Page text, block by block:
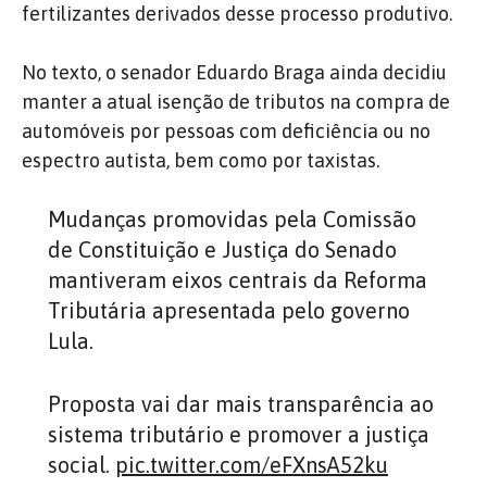
fertilizantes derivados desse processo produtivo.
No texto, o senador Eduardo Braga ainda decidiu
manter a atual isenção de tributos na compra de
automóveis por pessoas com deficiência ou no
espectro autista, bem como por taxistas.
Mudanças promovidas pela Comissão
de Constituição e Justiça do Senado
mantiveram eixos centrais da Reforma
Tributária apresentada pelo governo
Lula.
Proposta vai dar mais transparência ao
sistema tributário e promover a justiça
social. pic.twitter.com/eFXnsA52ku